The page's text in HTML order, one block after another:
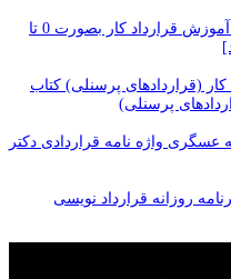
دوره آموزش قرارداد کار بصورت 0 تا
کتاب
واژه نامه قراردادی دکتر
روزانه قرارداد نویسی